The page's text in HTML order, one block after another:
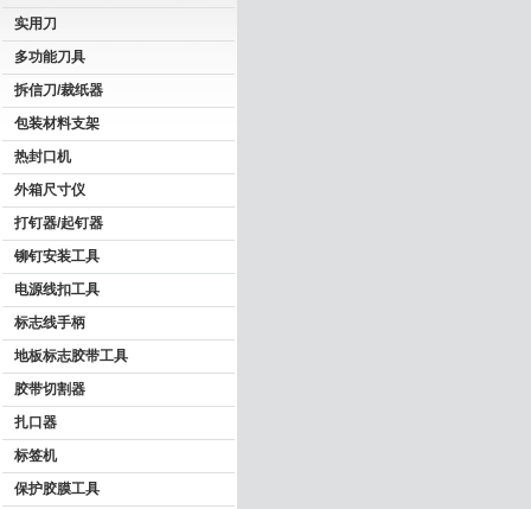
实用刀
多功能刀具
拆信刀/裁纸器
包装材料支架
热封口机
外箱尺寸仪
打钉器/起钉器
铆钉安装工具
电源线扣工具
标志线手柄
地板标志胶带工具
胶带切割器
扎口器
标签机
保护胶膜工具